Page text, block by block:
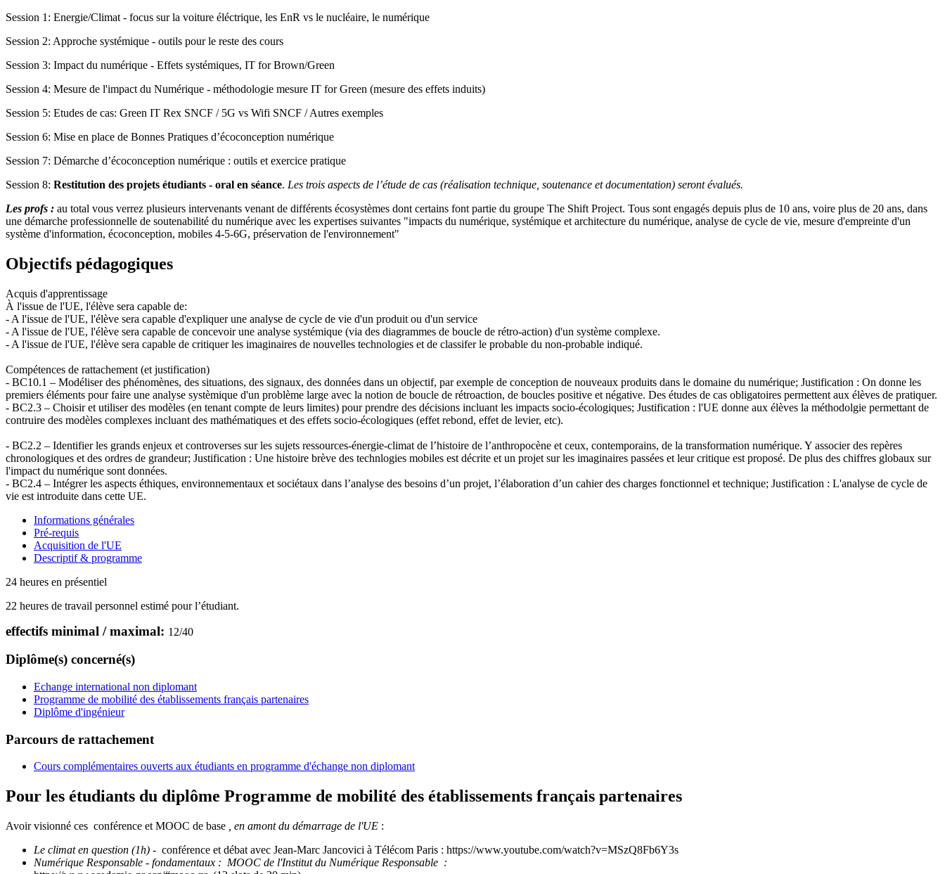
Session 1: Energie/Climat - focus sur la voiture éléctrique, les EnR vs le nucléaire, le numérique
Session 2: Approche systémique - outils pour le reste des cours
Session 3: Impact du numérique - Effets systémiques, IT for Brown/Green
Session 4: Mesure de l'impact du Numérique - méthodologie mesure IT for Green (mesure des effets induits)
Session 5: Etudes de cas: Green IT Rex SNCF / 5G vs Wifi SNCF / Autres exemples
Session 6: Mise en place de Bonnes Pratiques d’écoconception numérique
Session 7: Démarche d’écoconception numérique : outils et exercice pratique
Session 8: Restitution des projets étudiants - oral en séance. Les trois aspects de l’étude de cas (réalisation technique, soutenance et documentation) seront évalués.
Les profs : au total vous verrez plusieurs intervenants venant de différents écosystèmes dont certains font partie du groupe The Shift Project. Tous sont engagés depuis plus de 10 ans, voire plus de 20 ans, dans
une démarche professionnelle de soutenabilité du numérique avec les expertises suivantes "impacts du numérique, systémique et architecture du numérique, analyse de cycle de vie, mesure d'empreinte d'un
système d'information, écoconception, mobiles 4-5-6G, préservation de l'environnement"
Objectifs pédagogiques
Acquis d'apprentissage
À l'issue de l'UE, l'élève sera capable de:
- A l'issue de l'UE, l'élève sera capable d'expliquer une analyse de cycle de vie d'un produit ou d'un service
- A l'issue de l'UE, l'élève sera capable de concevoir une analyse systémique (via des diagrammes de boucle de rétro-action) d'un système complexe.
- A l'issue de l'UE, l'élève sera capable de critiquer les imaginaires de nouvelles technologies et de classifer le probable du non-probable indiqué.
Compétences de rattachement (et justification)
- BC10.1 – Modéliser des phénomènes, des situations, des signaux, des données dans un objectif, par exemple de conception de nouveaux produits dans le domaine du numérique; Justification : On donne les
premiers éléments pour faire une analyse systèmique d'un problème large avec la notion de boucle de rétroaction, de boucles positive et négative. Des études de cas obligatoires permettent aux élèves de pratiquer.
- BC2.3 – Choisir et utiliser des modèles (en tenant compte de leurs limites) pour prendre des décisions incluant les impacts socio-écologiques; Justification : l'UE donne aux élèves la méthodolgie permettant de
contruire des modèles complexes incluant des mathématiques et des effets socio-écologiques (effet rebond, effet de levier, etc).
- BC2.2 – Identifier les grands enjeux et controverses sur les sujets ressources-énergie-climat de l’histoire de l’anthropocène et ceux, contemporains, de la transformation numérique. Y associer des repères
chronologiques et des ordres de grandeur; Justification : Une histoire brève des technlogies mobiles est décrite et un projet sur les imaginaires passées et leur critique est proposé. De plus des chiffres globaux sur
l'impact du numérique sont données.
- BC2.4 – Intégrer les aspects éthiques, environnementaux et sociétaux dans l’analyse des besoins d’un projet, l’élaboration d’un cahier des charges fonctionnel et technique; Justification : L'analyse de cycle de
vie est introduite dans cette UE.
Informations générales
Pré-requis
Acquisition de l'UE
Descriptif & programme
24 heures en présentiel
22 heures de travail personnel estimé pour l’étudiant.
effectifs minimal / maximal: 12/40
Diplôme(s) concerné(s)
Echange international non diplomant
Programme de mobilité des établissements français partenaires
Diplôme d'ingénieur
Parcours de rattachement
Cours complémentaires ouverts aux étudiants en programme d'échange non diplomant
Pour les étudiants du diplôme Programme de mobilité des établissements français partenaires
Avoir visionné ces conférence et MOOC de base , en amont du démarrage de l'UE :
Le climat en question (1h) - conférence et débat avec Jean-Marc Jancovici à Télécom Paris : https://www.youtube.com/watch?v=MSzQ8Fb6Y3s
Numérique Responsable - fondamentaux : MOOC de l'Institut du Numérique Responsable :